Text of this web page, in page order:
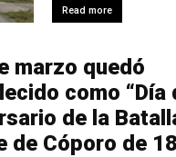
Read more
marzo quedó
como “Día
de la
de Cóporo de